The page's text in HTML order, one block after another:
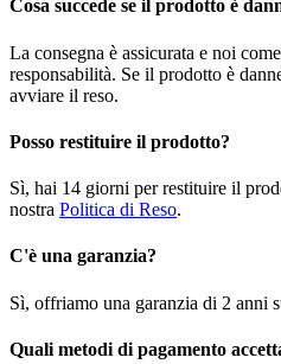
Cosa succede se il prodotto è
La consegna è assicurata e noi
responsabilità. Se il prodotto è
avviare il reso.
Posso restituire il prodotto?
Sì, hai 14 giorni per restituire il
nostra Politica di Reso.
C'è una garanzia?
Sì, offriamo una garanzia di 2 anni
Quali metodi di pagamento